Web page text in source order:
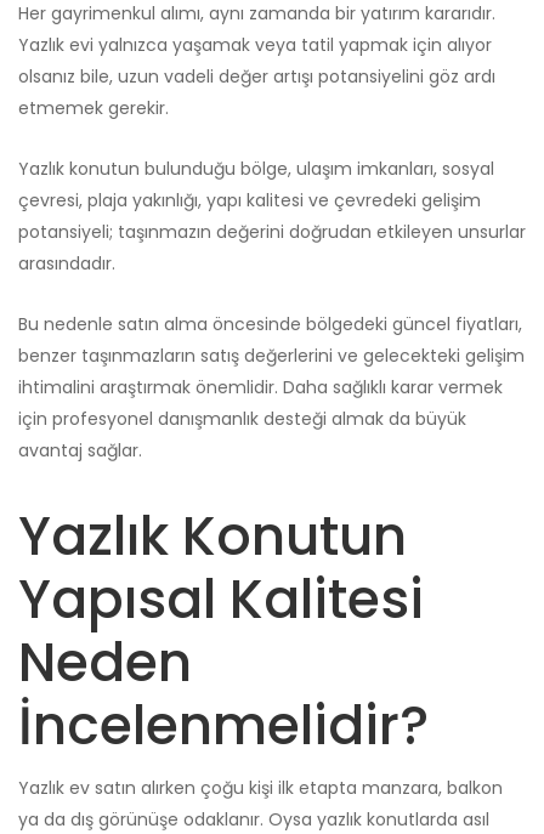
Her gayrimenkul alımı, aynı zamanda bir yatırım kararıdır.
Yazlık evi yalnızca yaşamak veya tatil yapmak için alıyor
olsanız bile, uzun vadeli değer artışı potansiyelini göz ardı
etmemek gerekir.
Yazlık konutun bulunduğu bölge, ulaşım imkanları, sosyal
çevresi, plaja yakınlığı, yapı kalitesi ve çevredeki gelişim
potansiyeli; taşınmazın değerini doğrudan etkileyen unsurlar
arasındadır.
Bu nedenle satın alma öncesinde bölgedeki güncel fiyatları,
benzer taşınmazların satış değerlerini ve gelecekteki gelişim
ihtimalini araştırmak önemlidir. Daha sağlıklı karar vermek
için profesyonel danışmanlık desteği almak da büyük
avantaj sağlar.
Yazlık Konutun
Yapısal Kalitesi
Neden
İncelenmelidir?
Yazlık ev satın alırken çoğu kişi ilk etapta manzara, balkon
ya da dış görünüşe odaklanır. Oysa yazlık konutlarda asıl